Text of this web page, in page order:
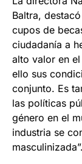
Baltra,
cupos de
ciudadanía a
alto valor en
ello sus
conjunto. Es
las políticas
género en el
industria se
masculinizada”.